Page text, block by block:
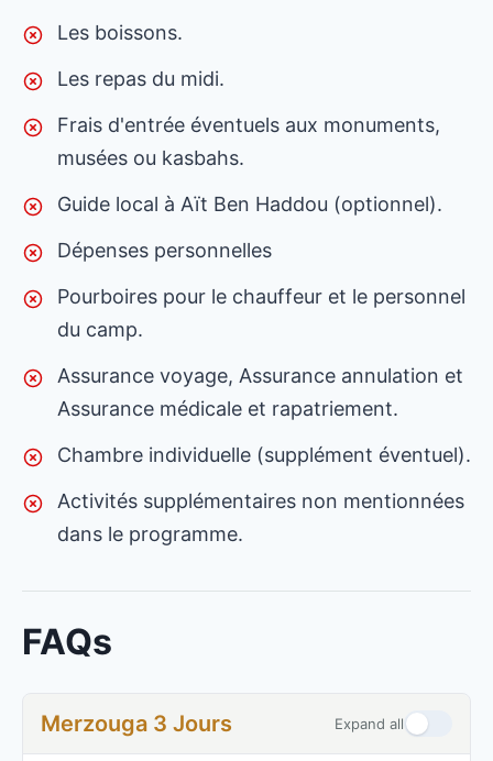
Les boissons.
Les repas du midi.
Frais d'entrée éventuels aux monuments,
musées ou kasbahs.
Guide local à Aït Ben Haddou (optionnel).
Dépenses personnelles
Pourboires pour le chauffeur et le personnel
du camp.
Assurance voyage, Assurance annulation et
Assurance médicale et rapatriement.
Chambre individuelle (supplément éventuel).
Activités supplémentaires non mentionnées
dans le programme.
FAQs
Merzouga 3 Jours Expand all